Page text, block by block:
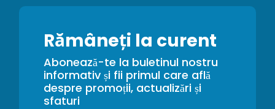
Rămâneți la curent
Abonează-te la buletinul nostru
informativ și fii primul care află
despre promoții, actualizări și
sfaturi